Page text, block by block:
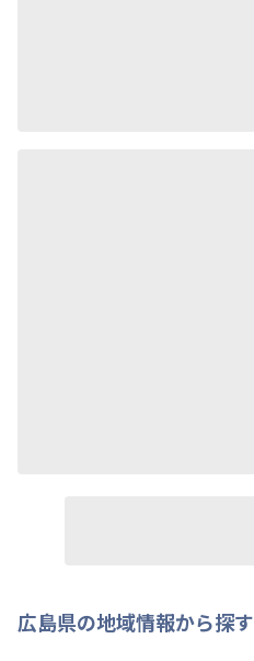
広島県の地域情報から探す